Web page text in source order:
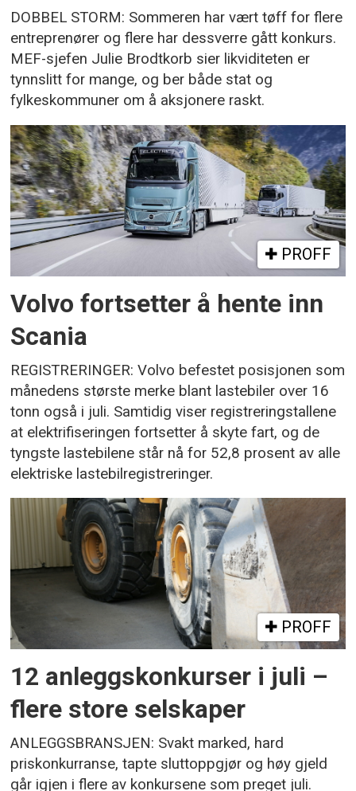
DOBBEL STORM: Sommeren har vært tøff for flere
entreprenører og flere har dessverre gått konkurs.
MEF-sjefen Julie Brodtkorb sier likviditeten er
tynnslitt for mange, og ber både stat og
fylkeskommuner om å aksjonere raskt.
PROFF
Volvo fortsetter å hente inn
Scania
REGISTRERINGER: Volvo befestet posisjonen som
månedens største merke blant lastebiler over 16
tonn også i juli. Samtidig viser registreringstallene
at elektrifiseringen fortsetter å skyte fart, og de
tyngste lastebilene står nå for 52,8 prosent av alle
elektriske lastebilregistreringer.
PROFF
12 anleggskonkurser i juli –
flere store selskaper
ANLEGGSBRANSJEN: Svakt marked, hard
priskonkurranse, tapte sluttoppgjør og høy gjeld
går igjen i flere av konkursene som preget juli.